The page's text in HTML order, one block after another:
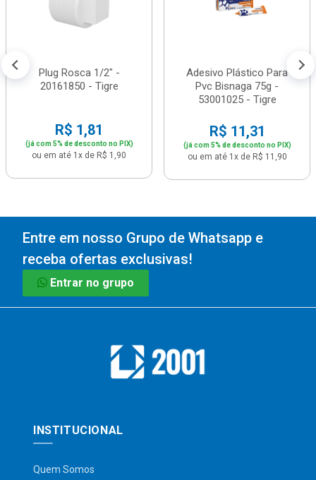
Plug Rosca 1/2" -
20161850 - Tigre
R$ 1,81
(já com 5% de desconto no PIX)
ou em até 1x de R$ 1,90
Adesivo Plástico Para
Pvc Bisnaga 75g -
53001025 - Tigre
R$ 11,31
(já com 5% de desconto no PIX)
ou em até 1x de R$ 11,90
Entre em nosso Grupo de Whatsapp e
receba ofertas exclusivas!
Entrar no grupo
INSTITUCIONAL
Quem Somos